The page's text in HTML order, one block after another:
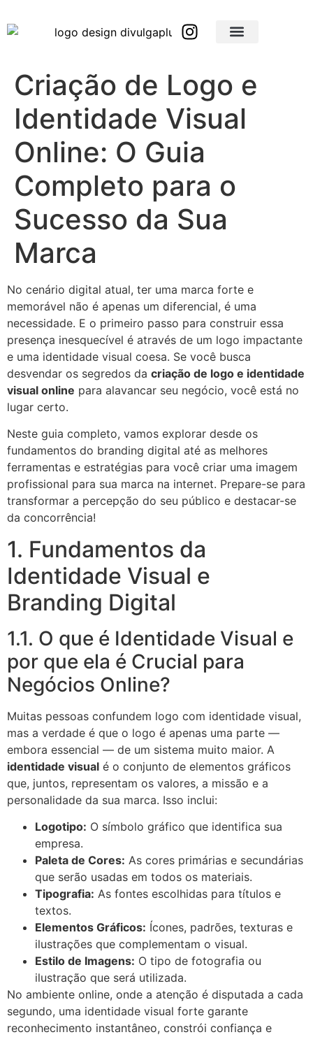
Criação de Logo e
Identidade Visual
Online: O Guia
Completo para o
Sucesso da Sua
Marca
No cenário digital atual, ter uma marca forte e
memorável não é apenas um diferencial, é uma
necessidade. E o primeiro passo para construir essa
presença inesquecível é através de um logo impactante
e uma identidade visual coesa. Se você busca
desvendar os segredos da criação de logo e identidade
visual online para alavancar seu negócio, você está no
lugar certo.
Neste guia completo, vamos explorar desde os
fundamentos do branding digital até as melhores
ferramentas e estratégias para você criar uma imagem
profissional para sua marca na internet. Prepare-se para
transformar a percepção do seu público e destacar-se
da concorrência!
1. Fundamentos da
Identidade Visual e
Branding Digital
1.1. O que é Identidade Visual e
por que ela é Crucial para
Negócios Online?
Muitas pessoas confundem logo com identidade visual,
mas a verdade é que o logo é apenas uma parte —
embora essencial — de um sistema muito maior. A
identidade visual é o conjunto de elementos gráficos
que, juntos, representam os valores, a missão e a
personalidade da sua marca. Isso inclui:
Logotipo: O símbolo gráfico que identifica sua
empresa.
Paleta de Cores: As cores primárias e secundárias
que serão usadas em todos os materiais.
Tipografia: As fontes escolhidas para títulos e
textos.
Elementos Gráficos: Ícones, padrões, texturas e
ilustrações que complementam o visual.
Estilo de Imagens: O tipo de fotografia ou
ilustração que será utilizada.
No ambiente online, onde a atenção é disputada a cada
segundo, uma identidade visual forte garante
reconhecimento instantâneo, constrói confiança e